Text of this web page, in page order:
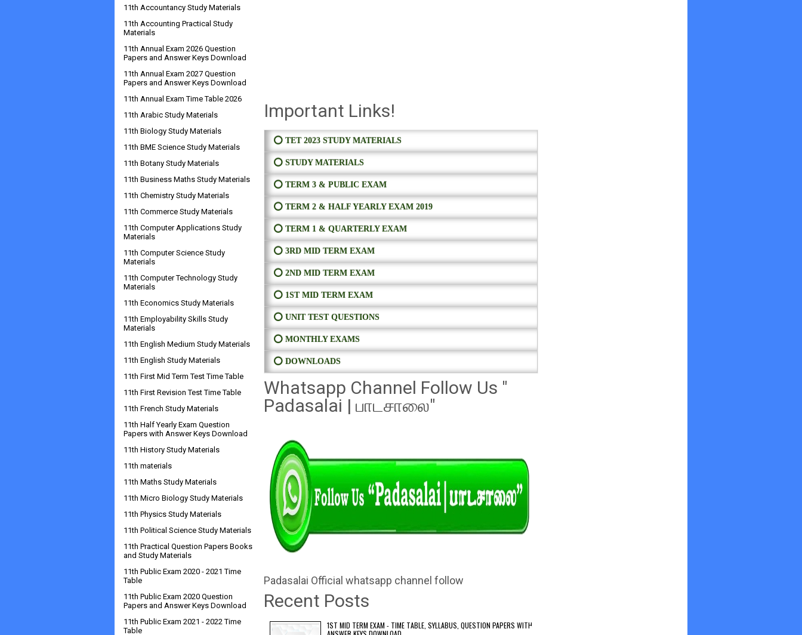
Important Links!
⭕ TET 2023 STUDY MATERIALS
⭕ STUDY MATERIALS
⭕ TERM 3 & PUBLIC EXAM
⭕ TERM 2 & HALF YEARLY EXAM 2019
⭕ TERM 1 & QUARTERLY EXAM
⭕ 3RD MID TERM EXAM
⭕ 2ND MID TERM EXAM
⭕ 1ST MID TERM EXAM
⭕ UNIT TEST QUESTIONS
⭕ MONTHLY EXAMS
⭕ DOWNLOADS
Whatsapp Channel Follow Us "
Padasalai | பாடசாலை"
Padasalai Official whatsapp channel follow
Recent Posts
1ST MID TERM EXAM - TIME TABLE, SYLLABUS, QUESTION PAPERS WITH
11th Accountancy Study Materials
11th Accounting Practical Study
Materials
11th Annual Exam 2026 Question
Papers and Answer Keys Download
11th Annual Exam 2027 Question
Papers and Answer Keys Download
11th Annual Exam Time Table 2026
11th Arabic Study Materials
11th Biology Study Materials
11th BME Science Study Materials
11th Botany Study Materials
11th Business Maths Study Materials
11th Chemistry Study Materials
11th Commerce Study Materials
11th Computer Applications Study
Materials
11th Computer Science Study
Materials
11th Computer Technology Study
Materials
11th Economics Study Materials
11th Employability Skills Study
Materials
11th English Medium Study Materials
11th English Study Materials
11th First Mid Term Test Time Table
11th First Revision Test Time Table
11th French Study Materials
11th Half Yearly Exam Question
Papers with Answer Keys Download
11th History Study Materials
11th materials
11th Maths Study Materials
11th Micro Biology Study Materials
11th Physics Study Materials
11th Political Science Study Materials
11th Practical Question Papers Books
and Study Materials
11th Public Exam 2020 - 2021 Time
Table
11th Public Exam 2020 Question
Papers and Answer Keys Download
11th Public Exam 2021 - 2022 Time
Table